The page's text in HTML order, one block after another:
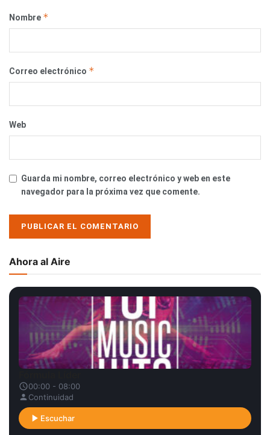
Nombre *
Correo electrónico *
Web
Guarda mi nombre, correo electrónico y web en este
navegador para la próxima vez que comente.
Ahora al Aire
00:00 - 08:00
Continuidad
Escuchar